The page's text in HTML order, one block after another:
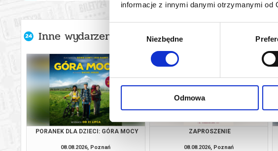
informacje z innymi danymi otrzymanymi od
Niezbędne
Odmowa
Inne wydarzenia organizatora
PORANEK DLA DZIECI: GÓRA MOCY
08.08.2026, Poznań
ZAPROSZENIE
08.08.2026, Poznań